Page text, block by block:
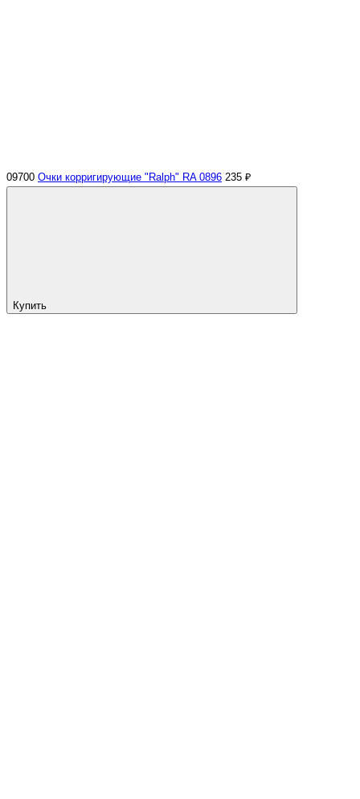
09700 Очки корригирующие "Ralph" RA 0896 235 ₽
Купить